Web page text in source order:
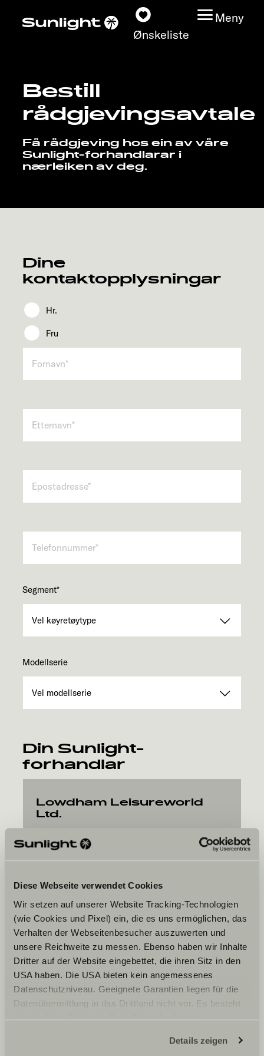
Diese Webseite verwendet Cookies
Wir setzen auf unserer Website Tracking-Technologien
(wie Cookies und Pixel) ein, die es uns ermöglichen, das
Verhalten der Webseitenbesucher auszuwerten und
unsere Reichweite zu messen. Ebenso haben wir Inhalte
Dritter auf der Website eingebettet, die ihren Sitz in den
USA haben. Die USA bieten kein angemessenes
Datenschutzniveau. Geeignete Garantien liegen für die
Datenübermittlung in das Drittland nicht vor. Es besteht
ein erhöhtes Risiko für Betroffene, da diesen
zustehen. Eingesetzte Dienstleister können Daten für
Details zeigen
Ønskeliste
Meny
Modeller
Finn din Sunlight
Service
Bestill
rådgjevingsavtale
Få rådgjeving hos ein av våre
Sunlight-forhandlarar i
nærleiken av deg.
Dine
kontaktopplysningar
Hr.
Fru
Segment*
Modellserie
Din Sunlight-
forhandlar
Lowdham Leisureworld
Ltd.
Lowdham Road
Ditt ønskte tidspunkt
Dato